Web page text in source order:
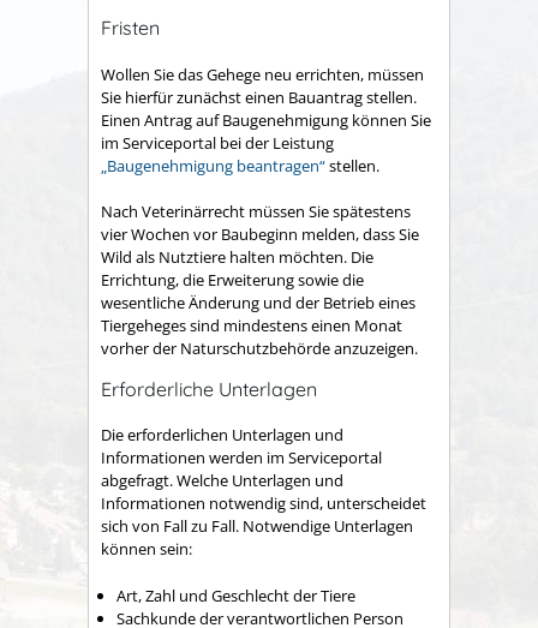
Fristen
Wollen Sie das Gehege neu errichten, müssen
Sie hierfür zunächst einen Bauantrag stellen.
Einen Antrag auf Baugenehmigung können Sie
im Serviceportal bei der Leistung
„Baugenehmigung beantragen“stellen.
Nach Veterinärrecht müssen Sie spätestens
vier Wochen vor Baubeginn melden, dass Sie
Wild als Nutztiere halten möchten. Die
Errichtung, die Erweiterung sowie die
wesentliche Änderung und der Betrieb eines
Tiergeheges sind mindestens einen Monat
vorher der Naturschutzbehörde anzuzeigen.
Erforderliche Unterlagen
Die erforderlichen Unterlagen und
Informationen werden im Serviceportal
abgefragt. Welche Unterlagen und
Informationen notwendig sind, unterscheidet
sich von Fall zu Fall. Notwendige Unterlagen
können sein:
Art, Zahl und Geschlecht der Tiere
Sachkunde der verantwortlichen Person